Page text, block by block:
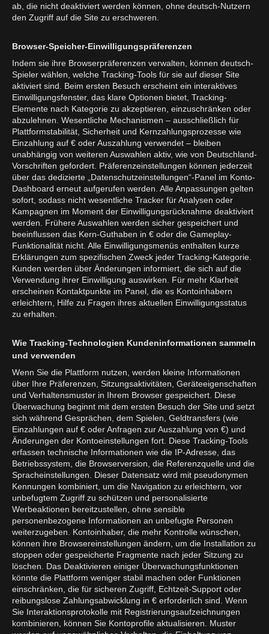
ab, die nicht deaktiviert werden können, ohne deutsch-Nutzern
den Zugriff auf die Site zu erschweren.
Browser-Speicher-Einwilligungspräferenzen
Indem sie ihre Browserpräferenzen verwalten, können deutsch-
Spieler wählen, welche Tracking-Tools für sie auf dieser Site
aktiviert sind. Beim ersten Besuch erscheint ein interaktives
Einwilligungsfenster, das klare Optionen bietet, Tracking-
Elemente nach Kategorie zu akzeptieren, einzuschränken oder
abzulehnen. Wesentliche Mechanismen – ausschließlich für
Plattformstabilität, Sicherheit und Kernzahlungsprozesse wie
Einzahlung auf € oder Auszahlung verwendet – bleiben
unabhängig von weiteren Auswahlen aktiv, wie von Deutschland-
Vorschriften gefordert. Präferenzeinstellungen können jederzeit
über das dedizierte „Datenschutzeinstellungen“-Panel im Konto-
Dashboard erneut aufgerufen werden. Alle Anpassungen gelten
sofort, sodass nicht wesentliche Tracker für Analysen oder
Kampagnen im Moment der Einwilligungsrücknahme deaktiviert
werden. Frühere Auswahlen werden sicher gespeichert und
beeinflussen das Kern-Guthaben in € oder die Gameplay-
Funktionalität nicht. Alle Einwilligungsmenüs enthalten kurze
Erklärungen zum spezifischen Zweck jeder Tracking-Kategorie.
Kunden werden über Änderungen informiert, die sich auf die
Verwendung ihrer Einwilligung auswirken. Für mehr Klarheit
erscheinen Kontaktpunkte im Panel, die es Kontoinhabern
erleichtern, Hilfe zu Fragen ihres aktuellen Einwilligungsstatus
zu erhalten.
Wie Tracking-Technologien Kundeninformationen sammeln
und verwenden
Wenn Sie die Plattform nutzen, werden kleine Informationen
über Ihre Präferenzen, Sitzungsaktivitäten, Geräteeigenschaften
und Verhaltensmuster in Ihrem Browser gespeichert. Diese
Überwachung beginnt mit dem ersten Besuch der Site und setzt
sich während Gesprächen, dem Spielen, Geldtransfers (wie
Einzahlungen auf € oder Anfragen zur Auszahlung von €) und
Änderungen der Kontoeinstellungen fort. Diese Tracking-Tools
erfassen technische Informationen wie die IP-Adresse, das
Betriebssystem, die Browserversion, die Referenzquelle und die
Spracheinstellungen. Dieser Datensatz wird mit pseudonymen
Kennungen kombiniert, um die Navigation zu erleichtern, vor
unbefugtem Zugriff zu schützen und personalisierte
Werbeaktionen bereitzustellen, ohne sensible
personenbezogene Informationen an unbefugte Personen
weiterzugeben. Kontoinhaber, die mehr Kontrolle wünschen,
können ihre Browsereinstellungen ändern, um die Installation zu
stoppen oder gespeicherte Fragmente nach jeder Sitzung zu
löschen. Das Deaktivieren einiger Überwachungsfunktionen
könnte die Plattform weniger stabil machen oder Funktionen
einschränken, die für sicheren Zugriff, Echtzeit-Support oder
reibungslose Zahlungsabwicklung in € erforderlich sind. Wenn
Sie Interaktionsprotokolle mit Registrierungsaufzeichnungen
kombinieren, können Sie Kontoprofile aktualisieren. Muster